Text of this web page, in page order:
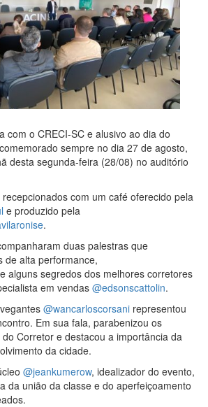
com o CRECI-SC e alusivo ao dia do
sempre no dia 27 de agosto,
desta segunda-feira (28/08) no auditório
com um café oferecido pela
e produzido pela
.
duas palestras que
de alta performance,
e alguns segredos dos melhores corretores
em vendas @edsonscattolin.
@wancarloscorsani representou
Em sua fala, parabenizou os
Corretor e destacou a importância da
da cidade.
@jeankumerow, idealizador do evento,
da união da classe e do aperfeiçoamento